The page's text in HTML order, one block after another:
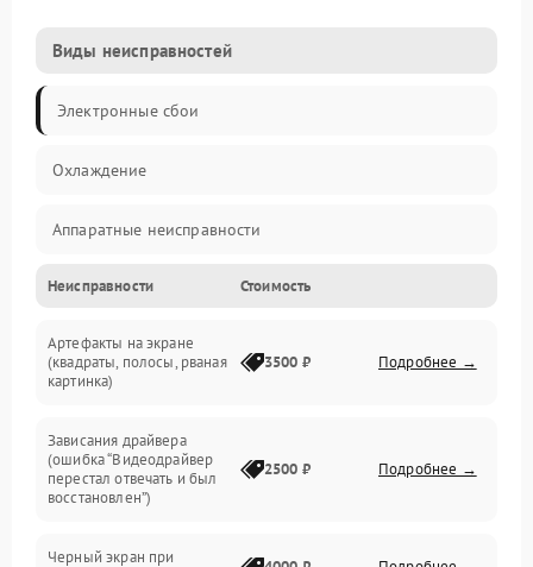
Виды неисправностей
Электронные сбои
Охлаждение
Аппаратные неисправности
Перегрев и термопроблемы
Видео
Интерфейсные и коммуникационные проблемы
Неисправности Стоимость
Артефакты на экране
(квадраты, полосы, рваная
картинка)
3500 ₽ Подробнее →
Зависания драйвера
(ошибка “Видеодрайвер
перестал отвечать и был
восстановлен”)
2500 ₽ Подробнее →
Черный экран при